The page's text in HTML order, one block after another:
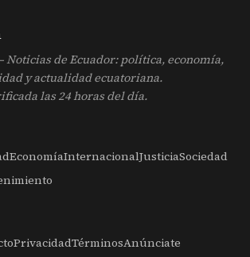
Noticias de Ecuador: política, economía,
y actualidad ecuatoriana.
las 24 horas del día.
EconomíaInternacionalJusticiaSociedad
PrivacidadTérminosAnúnciate